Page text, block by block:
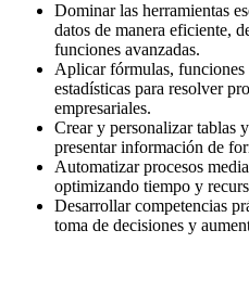
Dominar las herramientas
datos de manera eficiente,
funciones avanzadas.
Aplicar fórmulas, funciones
estadísticas para resolver
empresariales.
Crear y personalizar tablas
presentar información de
Automatizar procesos
optimizando tiempo y
Desarrollar competencias
toma de decisiones y